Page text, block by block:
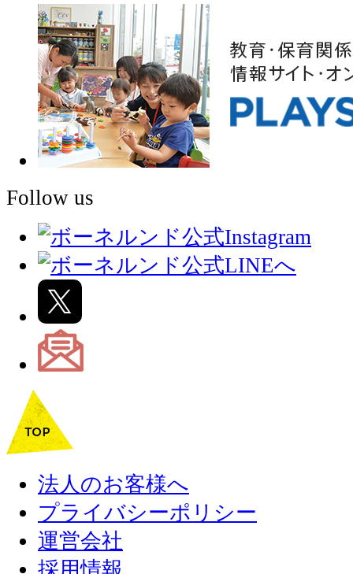
Follow us
法人のお客様へ
プライバシーポリシー
運営会社